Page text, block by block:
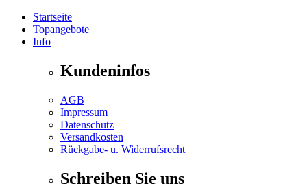
Startseite
Topangebote
Info
Kundeninfos
AGB
Impressum
Datenschutz
Versandkosten
Rückgabe- u. Widerrufsrecht
Schreiben Sie uns